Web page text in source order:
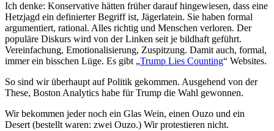
Ich denke: Konservative hätten früher darauf hingewiesen, dass eine
Hetzjagd ein definierter Begriff ist, Jägerlatein. Sie haben formal
argumentiert, rational. Alles richtig und Menschen verloren. Der
populäre Diskurs wird von der Linken seit je bildhaft geführt.
Vereinfachung, Emotionalisierung, Zuspitzung. Damit auch, formal,
immer ein bisschen Lüge. Es gibt „Trump Lies Counting“ Websites.
So sind wir überhaupt auf Politik gekommen. Ausgehend von der
These, Boston Analytics habe für Trump die Wahl gewonnen.
Wir bekommen jeder noch ein Glas Wein, einen Ouzo und ein
Desert (bestellt waren: zwei Ouzo.) Wir protestieren nicht.